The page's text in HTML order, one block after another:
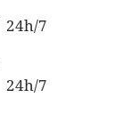
24h/7
24h/7